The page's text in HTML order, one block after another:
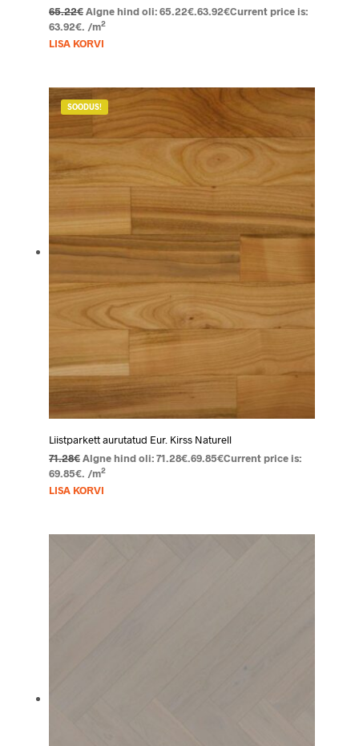
65.22€ Algne hind oli: 65.22€.63.92€Current price is:
63.92€. /m2
LISA KORVI
SOODUS!
Liistparkett aurutatud Eur. Kirss Naturell
71.28€ Algne hind oli: 71.28€.69.85€Current price is:
69.85€. /m2
LISA KORVI